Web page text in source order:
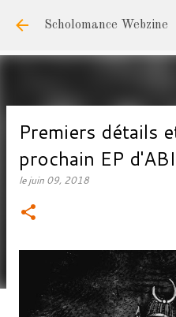
Accéder au
Scholomance Webzine
Premiers détails
prochain EP
lejuin 09, 2018